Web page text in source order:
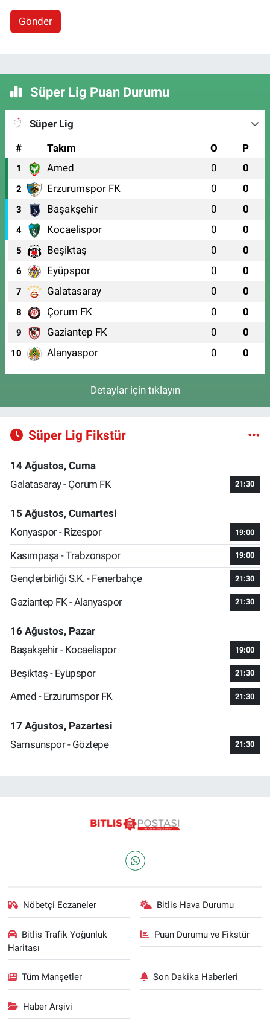
Gönder
Süper Lig Puan Durumu
Süper Lig
#
Takım O P
1 Amed 0 0
2 Erzurumspor FK 0 0
3 Başakşehir 0 0
4 Kocaelispor 0 0
5 Beşiktaş 0 0
6 Eyüpspor 0 0
7 Galatasaray 0 0
8 Çorum FK 0 0
9 Gaziantep FK 0 0
10 Alanyaspor 0 0
Detaylar için tıklayın
Süper Lig Fikstür
14 Ağustos, Cuma
Galatasaray - Çorum FK
21:30
15 Ağustos, Cumartesi
Konyaspor - Rizespor
19:00
Kasımpaşa - Trabzonspor 19:00
Gençlerbirliği S.K. - Fenerbahçe 21:30
Gaziantep FK - Alanyaspor 21:30
16 Ağustos, Pazar
Başakşehir - Kocaelispor
19:00
Beşiktaş - Eyüpspor 21:30
Amed - Erzurumspor FK 21:30
17 Ağustos, Pazartesi
Samsunspor - Göztepe
21:30
Nöbetçi Eczaneler Bitlis Hava Durumu
Bitlis Trafik Yoğunluk
Haritası
Puan Durumu ve Fikstür
Tüm Manşetler Son Dakika Haberleri
Haber Arşivi